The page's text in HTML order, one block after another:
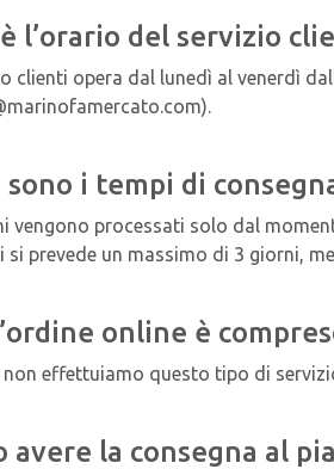
l’orario del servizio
clienti opera dal lunedì al venerdì
sono i tempi di
vengono processati solo dal
si prevede un massimo di 3 giorni,
online è
effettuiamo questo tipo di
avere la consegna al